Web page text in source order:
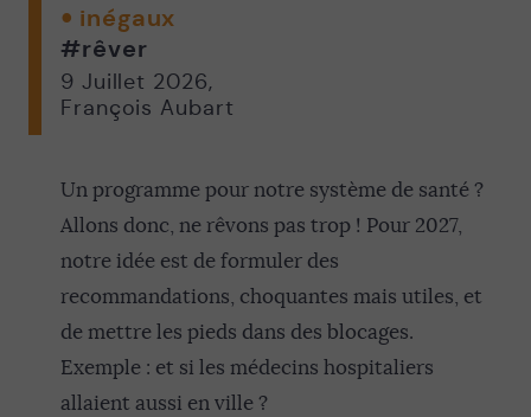
inégaux
#rêver
9 Juillet 2026,
François Aubart
Un programme pour notre système de santé ?
Allons donc, ne rêvons pas trop ! Pour 2027,
notre idée est de formuler des
recommandations, choquantes mais utiles, et
de mettre les pieds dans des blocages.
Exemple : et si les médecins hospitaliers
allaient aussi en ville ?